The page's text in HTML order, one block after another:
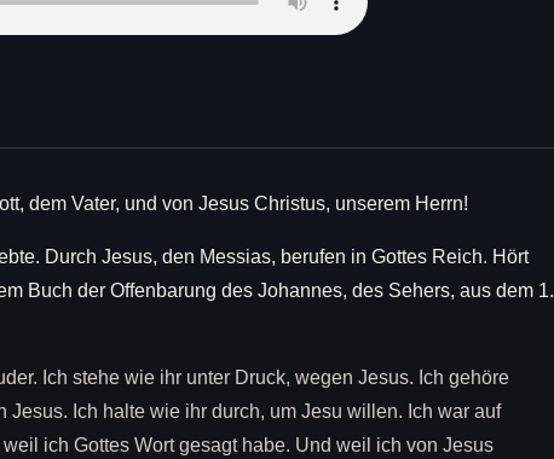
dem Vater, und von Jesus Christus, unserem Herrn!
Durch Jesus, den Messias, berufen in Gottes Reich. Hört
Buch der Offenbarung des Johannes, des Sehers, aus dem 1.
Ich stehe wie ihr unter Druck, wegen Jesus. Ich gehöre
Jesus. Ich halte wie ihr durch, um Jesu willen. Ich war auf
ich Gottes Wort gesagt habe. Und weil ich von Jesus